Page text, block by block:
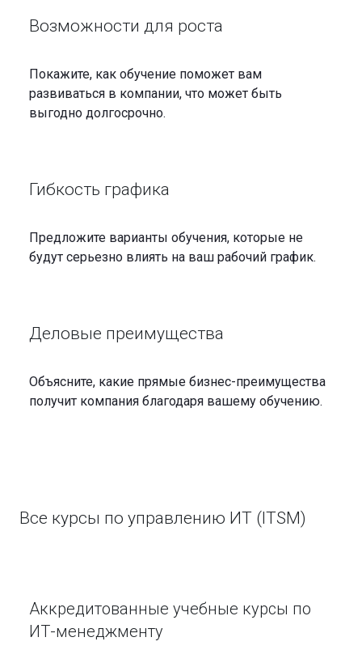
Возможности для роста
Покажите, как обучение поможет вам
развиваться в компании, что может быть
выгодно долгосрочно.
Гибкость графика
Предложите варианты обучения, которые не
будут серьезно влиять на ваш рабочий график.
Деловые преимущества
Объясните, какие прямые бизнес-преимущества
получит компания благодаря вашему обучению.
Все курсы по управлению ИТ (ITSM)
Аккредитованные учебные курсы по
ИТ-менеджменту